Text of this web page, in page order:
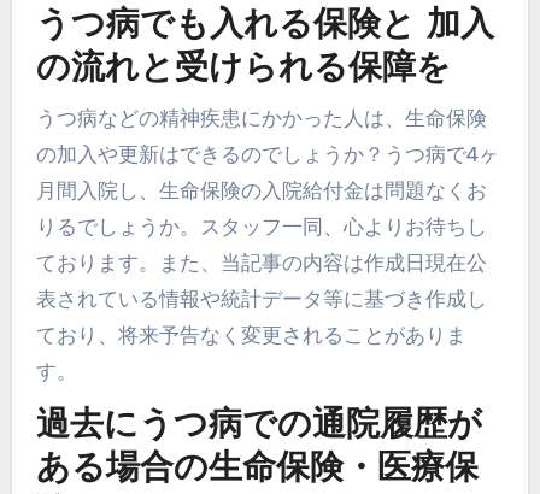
うつ病でも入れる保険と 加入
の流れと受けられる保障を
うつ病などの精神疾患にかかった人は、生命保険
の加入や更新はできるのでしょうか？うつ病で4ヶ
月間入院し、生命保険の入院給付金は問題なくお
りるでしょうか。スタッフ一同、心よりお待ちし
ております。また、当記事の内容は作成日現在公
表されている情報や統計データ等に基づき作成し
ており、将来予告なく変更されることがありま
す。
過去にうつ病での通院履歴が
ある場合の生命保険・医療保